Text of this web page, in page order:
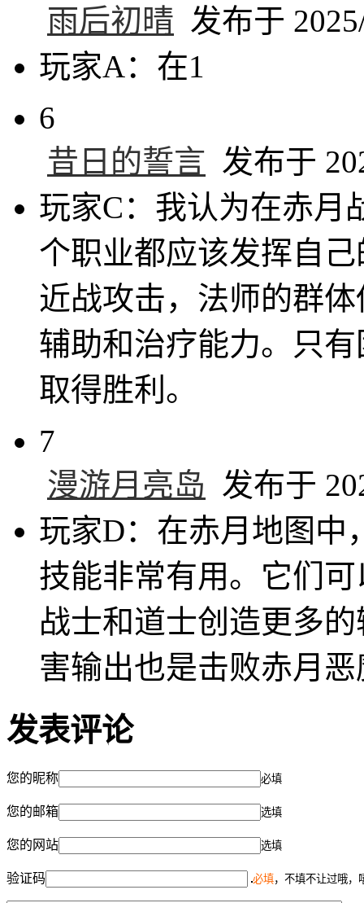
雨后初晴 发布于
玩家A：在1
6
昔日的誓言 发布于
玩家C：我认为在赤月
个职业都应该发挥自
近战攻击，法师的群
辅助和治疗能力。只
取得胜利。
7
漫游月亮岛 发布于
玩家D：在赤月地图中
技能非常有用。它们
战士和道士创造更多
害输出也是击败赤月
发表评论
您的昵称 必填
您的邮箱 选填
您的网站 选填
验证码 必填，不填不让过哦，